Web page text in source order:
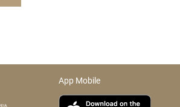
App Mobile